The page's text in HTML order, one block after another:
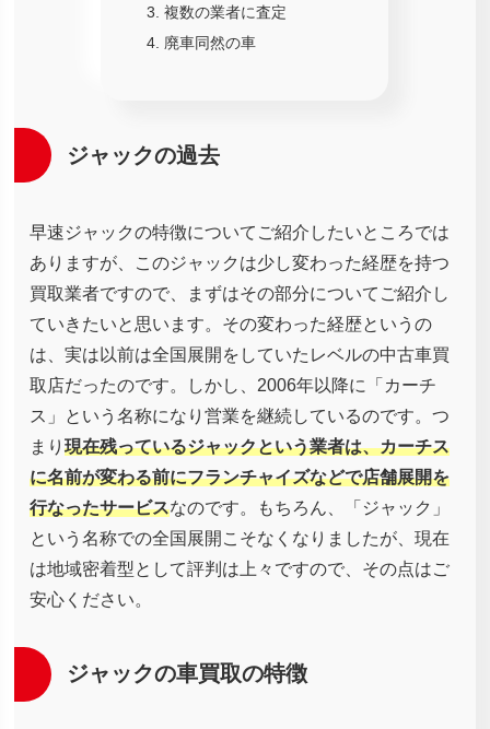
複数の業者に査定
廃車同然の車
ジャックの過去
早速ジャックの特徴についてご紹介したいところでは
ありますが、このジャックは少し変わった経歴を持つ
買取業者ですので、まずはその部分についてご紹介し
ていきたいと思います。その変わった経歴というの
は、実は以前は全国展開をしていたレベルの中古車買
取店だったのです。しかし、2006年以降に「カーチ
ス」という名称になり営業を継続しているのです。つ
まり 現在残っているジャックという業者は、カーチス
に名前が変わる前にフランチャイズなどで店舗展開を
行なったサービスなのです。もちろん、「ジャック」
という名称での全国展開こそなくなりましたが、現在
は地域密着型として評判は上々ですので、その点はご
安心ください。
ジャックの車買取の特徴